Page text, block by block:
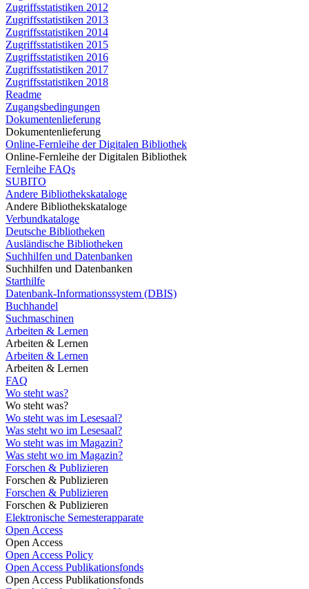
Zugriffsstatistiken 2012
Zugriffsstatistiken 2013
Zugriffsstatistiken 2014
Zugriffsstatistiken 2015
Zugriffsstatistiken 2016
Zugriffsstatistiken 2017
Zugriffsstatistiken 2018
Readme
Zugangsbedingungen
Dokumentenlieferung
Dokumentenlieferung
Online-Fernleihe der Digitalen Bibliothek
Online-Fernleihe der Digitalen Bibliothek
Fernleihe FAQs
SUBITO
Andere Bibliothekskataloge
Andere Bibliothekskataloge
Verbundkataloge
Deutsche Bibliotheken
Ausländische Bibliotheken
Suchhilfen und Datenbanken
Suchhilfen und Datenbanken
Starthilfe
Datenbank-Informationssystem (DBIS)
Buchhandel
Suchmaschinen
Arbeiten & Lernen
Arbeiten & Lernen
Arbeiten & Lernen
Arbeiten & Lernen
FAQ
Wo steht was?
Wo steht was?
Wo steht was im Lesesaal?
Was steht wo im Lesesaal?
Wo steht was im Magazin?
Was steht wo im Magazin?
Forschen & Publizieren
Forschen & Publizieren
Forschen & Publizieren
Forschen & Publizieren
Elektronische Semesterapparate
Open Access
Open Access
Open Access Policy
Open Access Publikationsfonds
Open Access Publikationsfonds